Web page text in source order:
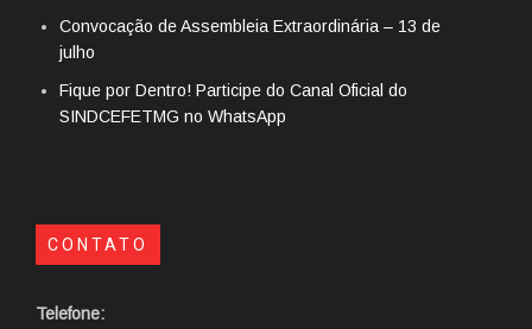
Convocação de Assembleia Extraordinária – 13 de
julho
Fique por Dentro! Participe do Canal Oficial do
SINDCEFETMG no WhatsApp
CONTATO
Telefone: